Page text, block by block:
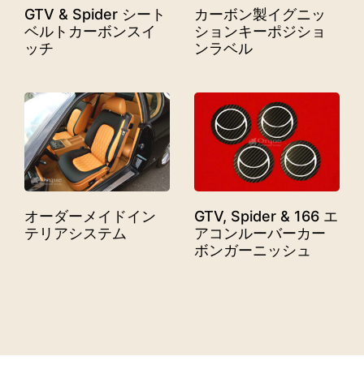
GTV & Spider シート
ベルトカーボンスイ
ッチ
カーボン製イグニッ
ションキーポジショ
ンラベル
オーダーメイドイン
テリアシステム
GTV, Spider & 166 エ
アコンルーバーカー
ボンガーニッシュ